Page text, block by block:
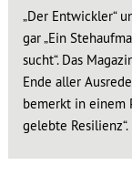
„Der Entwickler“
gar „Ein
sucht“. Das
Ende aller
bemerkt in einem
gelebte Resilienz“.